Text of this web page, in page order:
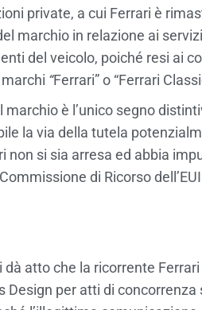
private, a cui Ferrari è
marchio in relazione ai
del veicolo, poiché resi ai
“Ferrari” o “Ferrari
è l’unico segno
la via della tutela
non si sia arresa ed abbia
di Ricorso
atto che la ricorrente
Design per atti di